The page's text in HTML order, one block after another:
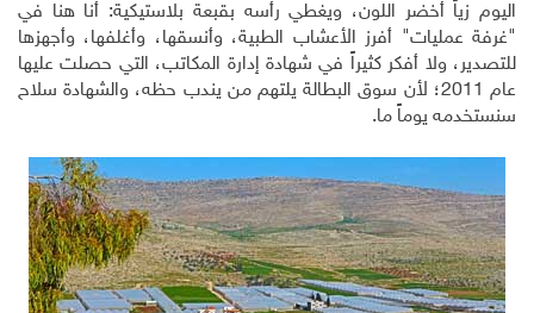
اليوم زياً أخضر اللون، ويغطي رأسه بقبعة بلاستيكية: أنا هنا في
"غرفة عمليات" أفرز الأعشاب الطبية، وأنسقها، وأغلفها، وأجهزها
للتصدير، ولا أفكر كثيراً في شهادة إدارة المكاتب، التي حصلت عليها
عام 2011؛ لأن سوق البطالة يلتهم من يندب حظه، والشهادة سلاح
سنستخدمه يوماً ما.